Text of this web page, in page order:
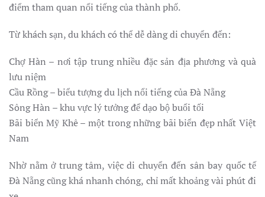
điểm tham quan nổi tiếng của thành phố.
Từ khách sạn, du khách có thể dễ dàng di chuyển đến:
Chợ Hàn – nơi tập trung nhiều đặc sản địa phương và quà
lưu niệm
Cầu Rồng – biểu tượng du lịch nổi tiếng của Đà Nẵng
Sông Hàn – khu vực lý tưởng để dạo bộ buổi tối
Bãi biển Mỹ Khê – một trong những bãi biển đẹp nhất Việt
Nam
Nhờ nằm ở trung tâm, việc di chuyển đến sân bay quốc tế
Đà Nẵng cũng khá nhanh chóng, chỉ mất khoảng vài phút đi